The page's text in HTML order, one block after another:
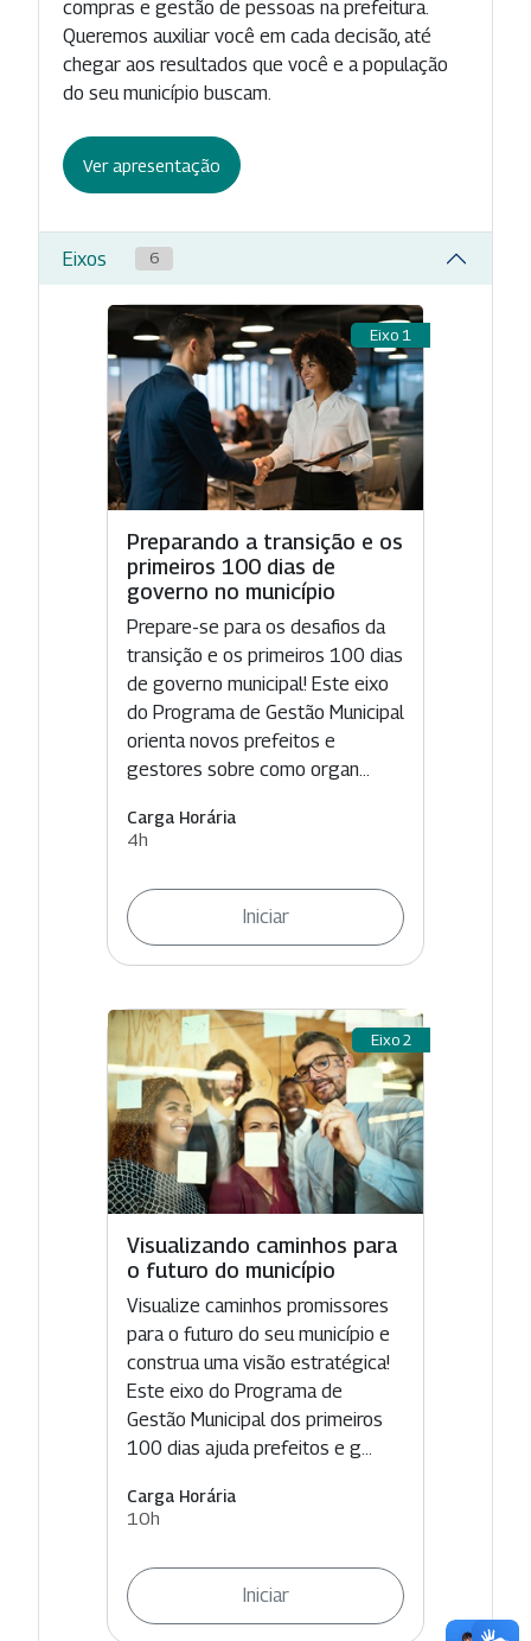
compras e gestão de pessoas na prefeitura.
Queremos auxiliar você em cada decisão, até
chegar aos resultados que você e a população
do seu município buscam.
Ver apresentação
Eixos 6
Eixo 1
Preparando a transição e os
primeiros 100 dias de
governo no município
Prepare-se para os desafios da
transição e os primeiros 100 dias
de governo municipal! Este eixo
do Programa de Gestão Municipal
orienta novos prefeitos e
gestores sobre como organ...
Carga Horária
4h
Iniciar
Eixo 2
Visualizando caminhos para
o futuro do município
Visualize caminhos promissores
para o futuro do seu município e
construa uma visão estratégica!
Este eixo do Programa de
Gestão Municipal dos primeiros
100 dias ajuda prefeitos e g...
Carga Horária
10h
Iniciar